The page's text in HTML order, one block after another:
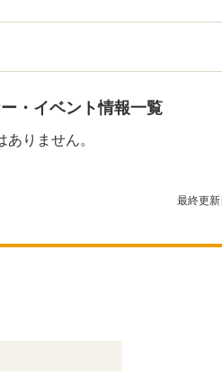
・イベント情報一覧
りません。
最終更